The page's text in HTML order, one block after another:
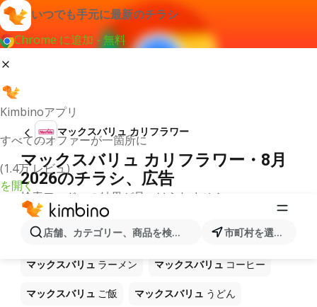
いつでも手元に最新のチラシ
Chrome に追加 - 無料
Kimbinoアプリ
すべてのオファーが一箇所に
(1.4万 レビュ)
を開く
店舗、カテゴリー、商品を検索... 市町村を選択します
マックスバリュ カリフラワー
マックスバリュ カリフラワー・8月
2026のチラシ、広告
検索ワードへの結果が見つけられません。
ショップ マックスバリュ で販売中
の他製品
マックスバリュ ラーメン マックスバリュ コーヒー
マックスバリュ ご飯 マックスバリュ うどん